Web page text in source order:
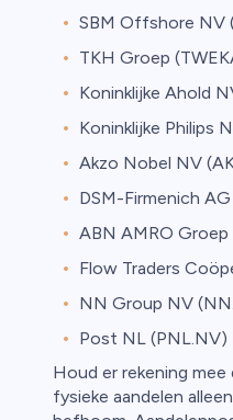
SBM Offshore NV
TKH Groep
Koninklijke Ahold
Koninklijke Philips
Akzo Nobel NV
DSM-Firmenich
ABN AMRO
Flow Traders
NN Group NV
Post NL (PNL.NV)
Houd er rekening
fysieke aandelen